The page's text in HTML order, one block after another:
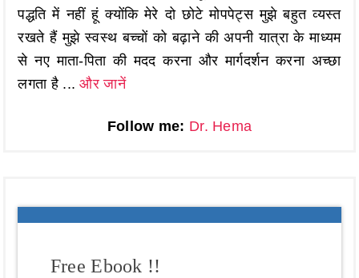
पद्धति में नहीं हूं क्योंकि मेरे दो छोटे मोपपेट्स मुझे बहुत व्यस्त
रखते हैं मुझे स्वस्थ बच्चों को बढ़ाने की अपनी यात्रा के माध्यम
से नए माता-पिता की मदद करना और मार्गदर्शन करना अच्छा
लगता है ...और जानें
Follow me: Dr. Hema
Free Ebook !!